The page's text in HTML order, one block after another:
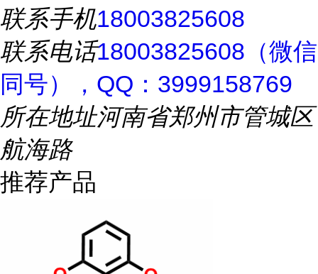
联系手机18003825608
联系电话18003825608（微信
同号），QQ：3999158769
所在地址河南省郑州市管城区
航海路
推荐产品